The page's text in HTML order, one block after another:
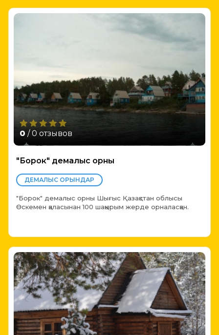
0 / 0 отзывов
"Борок" демалыс орны
ДЕМАЛЫС ОРЫНДАР
"Борок" демалыс орны Шығыс Қазақстан облысы
Өскемен қаласынан 100 шақырым жерде орналасқан.